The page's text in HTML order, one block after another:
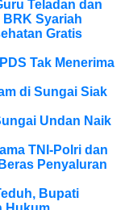
Teladan dan
BRK Syariah
Gratis
Tak Menerima
di Sungai Siak
Undan Naik
TNI-Polri dan
Penyaluran
Bupati